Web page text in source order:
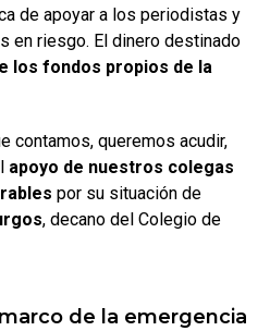
de apoyar a los periodistas y
en riesgo. El dinero destinado
los fondos propios de la
contamos, queremos acudir,
apoyo de nuestros colegas
por su situación de
, decano del Colegio de
marco de la emergencia